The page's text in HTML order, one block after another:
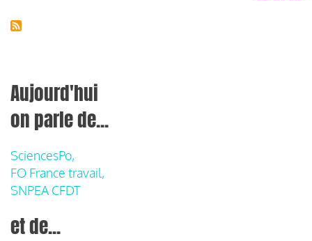
Aujourd'hui
on parle de...
SciencesPo,
FO France travail,
SNPEA CFDT
et de...